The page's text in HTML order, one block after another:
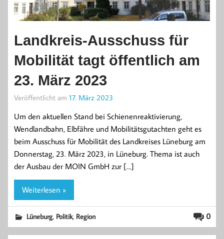
Landkreis-Ausschuss für
Mobilität tagt öffentlich am
23. März 2023
Veröffentlicht am 17. März 2023
Um den aktuellen Stand bei Schienenreaktivierung,
Wendlandbahn, Elbfähre und Mobilitätsgutachten geht es
beim Ausschuss für Mobilität des Landkreises Lüneburg am
Donnerstag, 23. März 2023, in Lüneburg. Thema ist auch
der Ausbau der MOIN GmbH zur […]
Weiterlesen »
0
Lüneburg, Politik, Region